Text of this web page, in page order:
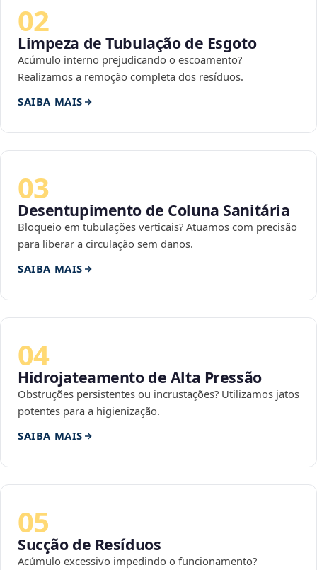
02
Limpeza de Tubulação de Esgoto
Acúmulo interno prejudicando o escoamento?
Realizamos a remoção completa dos resíduos.
SAIBA MAIS
03
Desentupimento de Coluna Sanitária
Bloqueio em tubulações verticais? Atuamos com precisão
para liberar a circulação sem danos.
SAIBA MAIS
04
Hidrojateamento de Alta Pressão
Obstruções persistentes ou incrustações? Utilizamos jatos
potentes para a higienização.
SAIBA MAIS
05
Sucção de Resíduos
Acúmulo excessivo impedindo o funcionamento?